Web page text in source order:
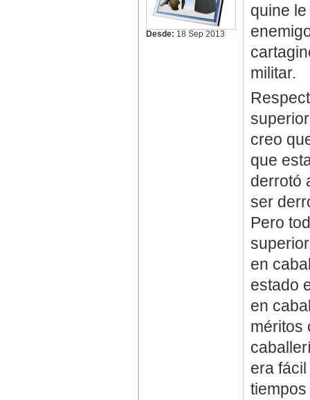
Desde: 18 Sep 2013
quine
militar.
creo
que
derrotó
ser
Pero
en
estado
en
méritos
era